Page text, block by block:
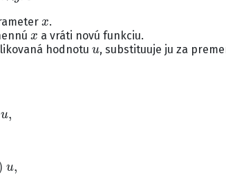
.
x
a vráti novú funkciu.
hodnotu
u
, substituuje ju za
u
u,